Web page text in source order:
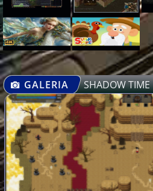
GALERIA SHADOW TIME